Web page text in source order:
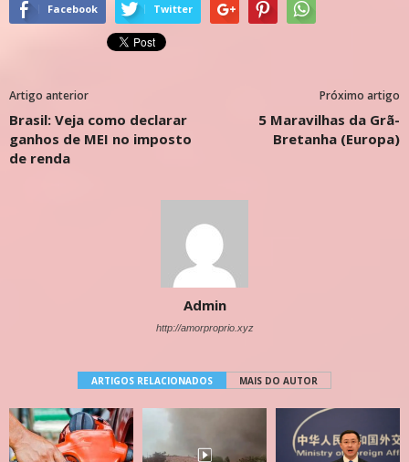
Facebook Twitter
Artigo anterior
Brasil: Veja como declarar
ganhos de MEI no imposto
de renda
Próximo artigo
5 Maravilhas da Grã-
Bretanha (Europa)
Admin
http://amorproprio.xyz
ARTIGOS RELACIONADOS MAIS DO AUTOR